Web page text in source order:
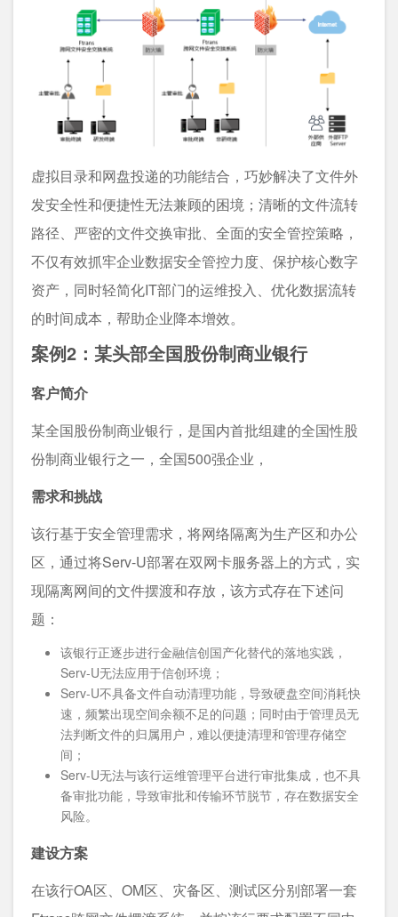
虚拟目录和网盘投递的功能结合，巧妙解决了文件外
发安全性和便捷性无法兼顾的困境；清晰的文件流转
路径、严密的文件交换审批、全面的安全管控策略，
不仅有效抓牢企业数据安全管控力度、保护核心数字
资产，同时轻简化IT部门的运维投入、优化数据流转
的时间成本，帮助企业降本增效。
案例2：某头部全国股份制商业银行
客户简介
某全国股份制商业银行，是国内首批组建的全国性股
份制商业银行之一，全国500强企业，
需求和挑战
该行基于安全管理需求，将网络隔离为生产区和办公
区，通过将Serv-U部署在双网卡服务器上的方式，实
现隔离网间的文件摆渡和存放，该方式存在下述问
题：
该银行正逐步进行金融信创国产化替代的落地实践，
Serv-U无法应用于信创环境；
Serv-U不具备文件自动清理功能，导致硬盘空间消耗快
速，频繁出现空间余额不足的问题；同时由于管理员无
法判断文件的归属用户，难以便捷清理和管理存储空
间；
Serv-U无法与该行运维管理平台进行审批集成，也不具
备审批功能，导致审批和传输环节脱节，存在数据安全
风险。
建设方案
在该行OA区、OM区、灾备区、测试区分别部署一套